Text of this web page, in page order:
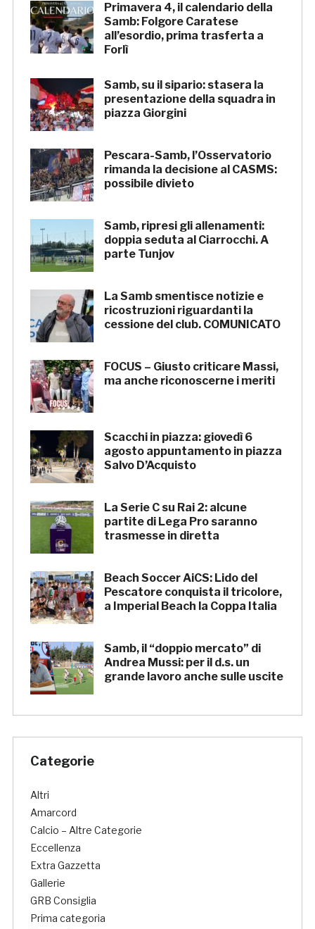
Primavera 4, il calendario della
Samb: Folgore Caratese
all’esordio, prima trasferta a
Forlì
Samb, su il sipario: stasera la
presentazione della squadra in
piazza Giorgini
Pescara-Samb, l’Osservatorio
rimanda la decisione al CASMS:
possibile divieto
Samb, ripresi gli allenamenti:
doppia seduta al Ciarrocchi. A
parte Tunjov
La Samb smentisce notizie e
ricostruzioni riguardanti la
cessione del club. COMUNICATO
FOCUS – Giusto criticare Massi,
ma anche riconoscerne i meriti
Scacchi in piazza: giovedì 6
agosto appuntamento in piazza
Salvo D’Acquisto
La Serie C su Rai 2: alcune
partite di Lega Pro saranno
trasmesse in diretta
Beach Soccer AiCS: Lido del
Pescatore conquista il tricolore,
a Imperial Beach la Coppa Italia
Samb, il “doppio mercato” di
Andrea Mussi: per il d.s. un
grande lavoro anche sulle uscite
Categorie
Altri
Amarcord
Calcio – Altre Categorie
Eccellenza
Extra Gazzetta
Gallerie
GRB Consiglia
Prima categoria